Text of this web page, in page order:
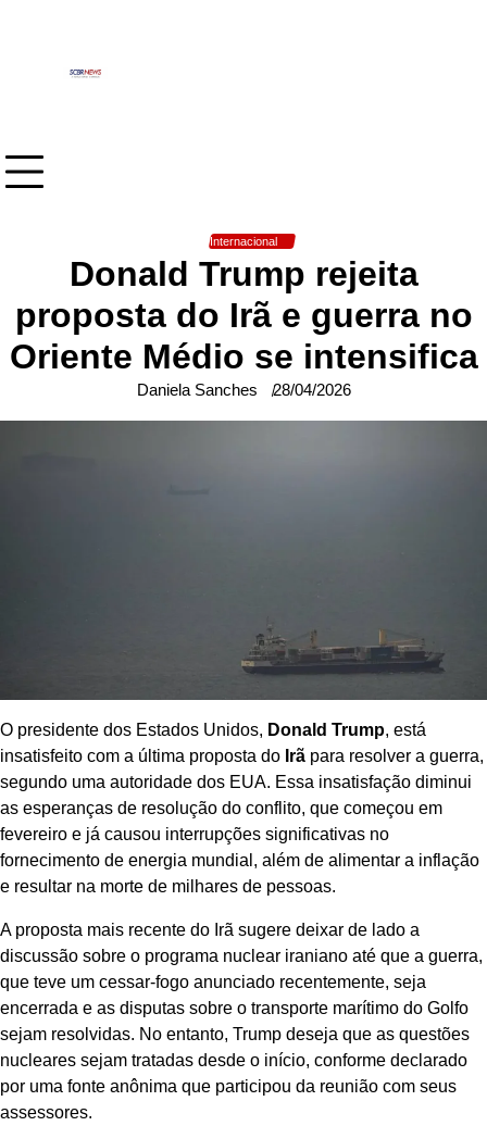
Internacional
Donald Trump rejeita
proposta do Irã e guerra no
Oriente Médio se intensifica
Daniela Sanches 28/04/2026
O presidente dos Estados Unidos, Donald Trump, está
insatisfeito com a última proposta do Irã para resolver a guerra,
segundo uma autoridade dos EUA. Essa insatisfação diminui
as esperanças de resolução do conflito, que começou em
fevereiro e já causou interrupções significativas no
fornecimento de energia mundial, além de alimentar a inflação
e resultar na morte de milhares de pessoas.
A proposta mais recente do Irã sugere deixar de lado a
discussão sobre o programa nuclear iraniano até que a guerra,
que teve um cessar-fogo anunciado recentemente, seja
encerrada e as disputas sobre o transporte marítimo do Golfo
sejam resolvidas. No entanto, Trump deseja que as questões
nucleares sejam tratadas desde o início, conforme declarado
por uma fonte anônima que participou da reunião com seus
assessores.